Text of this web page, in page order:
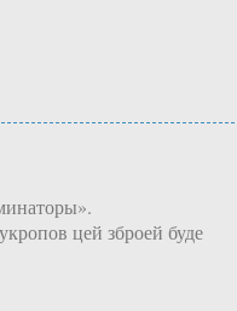
цей зброей буде